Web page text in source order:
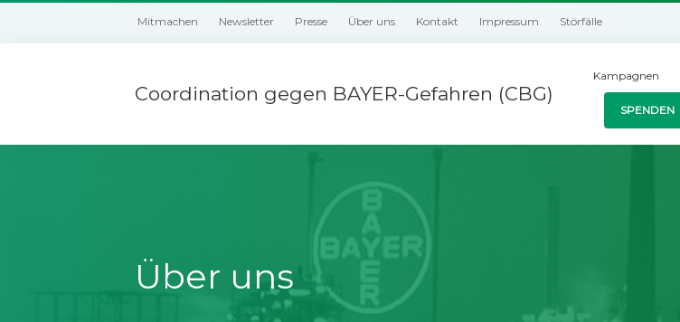
Mitmachen Newsletter Presse Über uns Kontakt Impressum Störfälle
Coordination gegen BAYER-Gefahren (CBG)
Kampagnen
SPENDEN
Über uns